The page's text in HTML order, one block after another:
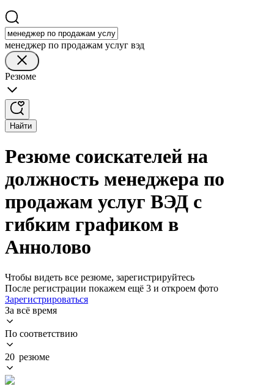
менеджер по продажам услуг вэд
Резюме
Найти
Резюме соискателей на
должность менеджера по
продажам услуг ВЭД с
гибким графиком в
Аннолово
Чтобы видеть все резюме, зарегистрируйтесь
После регистрации покажем ещё 3 и откроем фото
Зарегистрироваться
За всё время
По соответствию
20 резюме